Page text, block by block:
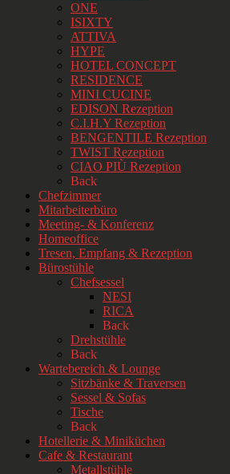
ONE
ISIXTY
ATTIVA
HYPE
HOTEL CONCEPT
RESIDENCE
MINI CUCINE
EDISON Rezeption
C.I.H.Y Rezeption
BENGENTILE Rezeption
TWIST Rezeption
CIAO PIÙ Rezeption
Back
Chefzimmer
Mitarbeiterbüro
Meeting- & Konferenz
Homeoffice
Tresen, Empfang & Rezeption
Bürostühle
Chefsessel
NESI
RICA
Back
Drehstühle
Back
Wartebereich & Lounge
Sitzbänke & Traversen
Sessel & Sofas
Tische
Back
Hotellerie & Miniküchen
Cafe & Restaurant
Metallstühle